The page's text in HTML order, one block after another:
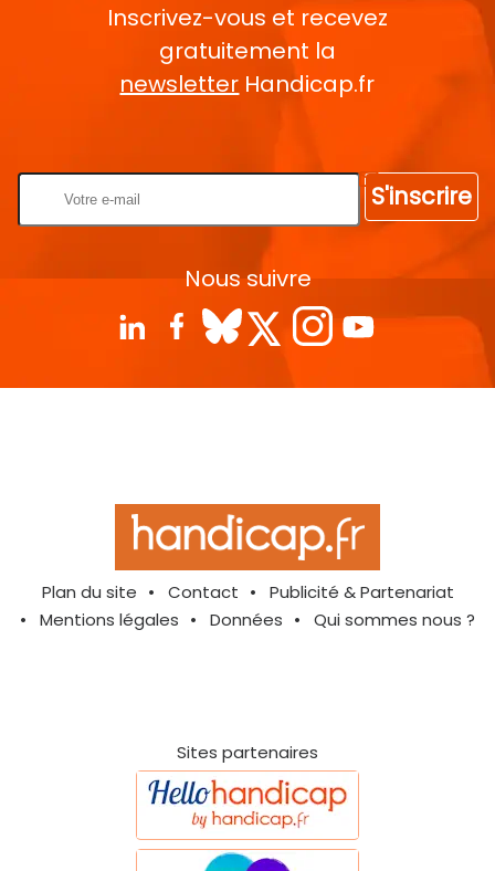
Inscrivez-vous et recevez
gratuitement la
newsletter Handicap.fr
S'inscrire
Nous suivre
Plan du site Contact
Publicité & Partenariat
Mentions légales
Données Qui sommes nous ?
Sites partenaires